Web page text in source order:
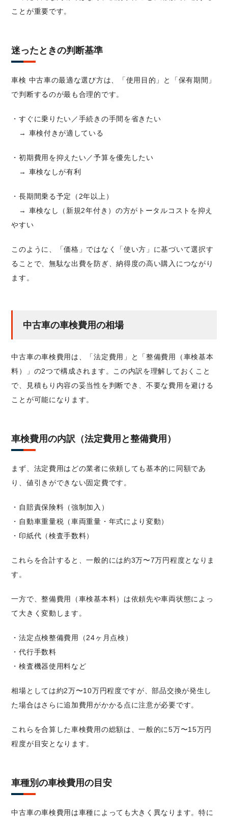
ことが重要です。
迷ったときの判断基準
車検 中古車の最適な選び方は、「使用目的」と「保有期間」
で判断するのが最も合理的です。
・すぐに乗りたい／手続きの手間を省きたい
→ 車検付きが適している
・初期費用を抑えたい／予算を優先したい
→ 車検なしが有利
・長期間乗る予定（2年以上）
→ 車検なし（新規2年付き）の方がトータルコストを抑え
やすい
このように、「価格」ではなく「使い方」に基づいて選択す
ることで、無駄な出費を防ぎ、納得度の高い購入につながり
ます。
中古車の車検費用の相場
中古車の車検費用は、「法定費用」と「整備費用（車検基本
料）」の2つで構成されます。この内訳を理解しておくこと
で、見積もり内容の妥当性を判断でき、不要な費用を避ける
ことが可能になります。
車検費用の内訳（法定費用と整備費用）
まず、法定費用はどの業者に依頼しても基本的に同額であ
り、値引きができない固定費です。
・自賠責保険料（強制加入）
・自動車重量税（車両重量・年式により変動）
・印紙代（検査手数料）
これらを合計すると、一般的には約3万〜7万円程度となりま
す。
一方で、整備費用（車検基本料）は依頼先や車両状態によっ
て大きく変動します。
・法定点検整備費用（24ヶ月点検）
・代行手数料
・検査機器使用料など
相場としては約2万〜10万円程度ですが、部品交換が発生し
た場合はさらに追加費用がかかる点に注意が必要です。
これらを合算した車検費用の総額は、一般的に5万〜15万円
程度が目安となります。
車種別の車検費用の目安
中古車の車検費用は車種によっても大きく異なります。特に